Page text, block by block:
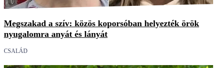
Megszakad a szív: közös koporsóban helyezték örök
nyugalomra anyát és lányát
CSALÁD